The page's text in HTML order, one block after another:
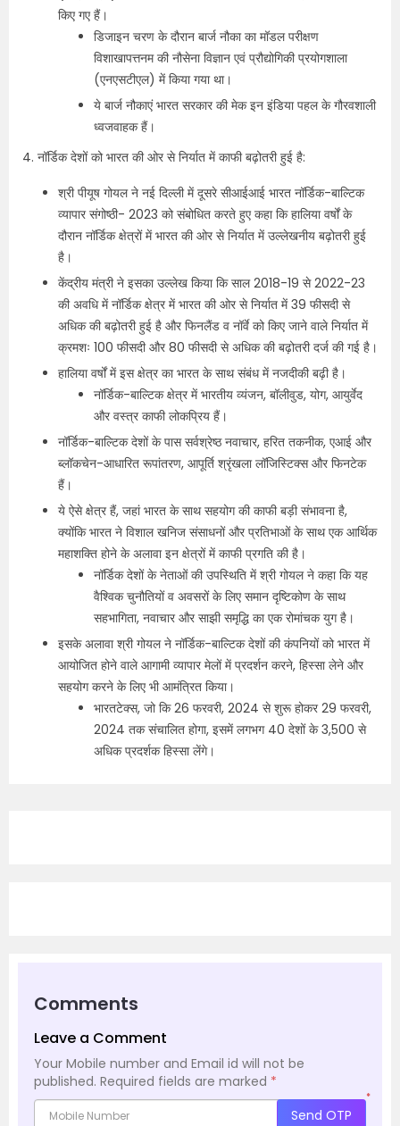
किए गए हैं।
डिजाइन चरण के दौरान बार्ज नौका का मॉडल परीक्षण
विशाखापत्तनम की नौसेना विज्ञान एवं प्रौद्योगिकी प्रयोगशाला
(एनएसटीएल) में किया गया था।
ये बार्ज नौकाएं भारत सरकार की मेक इन इंडिया पहल के गौरवशाली
ध्वजवाहक हैं।
4. नॉर्डिक देशों को भारत की ओर से निर्यात में काफी बढ़ोतरी हुई है:
श्री पीयूष गोयल ने नई दिल्ली में दूसरे सीआईआई भारत नॉर्डिक-बाल्टिक
व्यापार संगोष्ठी- 2023 को संबोधित करते हुए कहा कि हालिया वर्षों के
दौरान नॉर्डिक क्षेत्रों में भारत की ओर से निर्यात में उल्लेखनीय बढ़ोतरी हुई
है।
केंद्रीय मंत्री ने इसका उल्लेख किया कि साल 2018-19 से 2022-23
की अवधि में नॉर्डिक क्षेत्र में भारत की ओर से निर्यात में 39 फीसदी से
अधिक की बढ़ोतरी हुई है और फिनलैंड व नॉर्वे को किए जाने वाले निर्यात में
क्रमशः 100 फीसदी और 80 फीसदी से अधिक की बढ़ोतरी दर्ज की गई है।
हालिया वर्षों में इस क्षेत्र का भारत के साथ संबंध में नजदीकी बढ़ी है।
नॉर्डिक-बाल्टिक क्षेत्र में भारतीय व्यंजन, बॉलीवुड, योग, आयुर्वेद
और वस्त्र काफी लोकप्रिय हैं।
नॉर्डिक-बाल्टिक देशों के पास सर्वश्रेष्ठ नवाचार, हरित तकनीक, एआई और
ब्लॉकचेन-आधारित रूपांतरण, आपूर्ति श्रृंखला लॉजिस्टिक्स और फिनटेक
हैं।
ये ऐसे क्षेत्र हैं, जहां भारत के साथ सहयोग की काफी बड़ी संभावना है,
क्योंकि भारत ने विशाल खनिज संसाधनों और प्रतिभाओं के साथ एक आर्थिक
महाशक्ति होने के अलावा इन क्षेत्रों में काफी प्रगति की है।
नॉर्डिक देशों के नेताओं की उपस्थिति में श्री गोयल ने कहा कि यह
वैश्विक चुनौतियों व अवसरों के लिए समान दृष्टिकोण के साथ
सहभागिता, नवाचार और साझी समृद्धि का एक रोमांचक युग है।
इसके अलावा श्री गोयल ने नॉर्डिक-बाल्टिक देशों की कंपनियों को भारत में
आयोजित होने वाले आगामी व्यापार मेलों में प्रदर्शन करने, हिस्सा लेने और
सहयोग करने के लिए भी आमंत्रित किया।
भारतटेक्स, जो कि 26 फरवरी, 2024 से शुरू होकर 29 फरवरी,
2024 तक संचालित होगा, इसमें लगभग 40 देशों के 3,500 से
अधिक प्रदर्शक हिस्सा लेंगे।
Comments
Leave a Comment
Your Mobile number and Email id will not be
published. Required fields are marked *
*
Send OTP